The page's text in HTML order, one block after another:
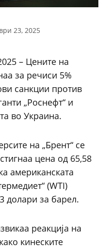
23, 2025
– Цените на
за речиси 5%
санкции против
„Роснефт“ и
во Украина.
на „Брент“ се
цена од 65,58
американската
(WTI)
долари за барел.
реакција на
кинеските